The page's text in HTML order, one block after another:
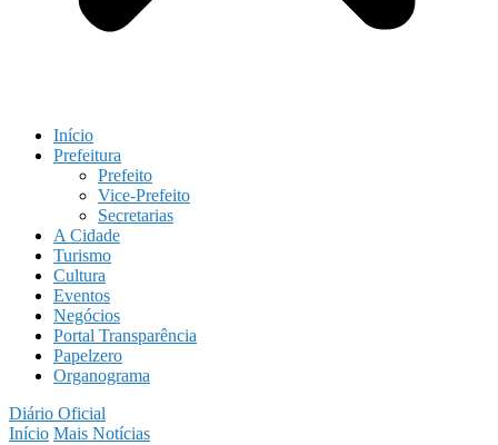
Início
Prefeitura
Prefeito
Vice-Prefeito
Secretarias
A Cidade
Turismo
Cultura
Eventos
Negócios
Portal Transparência
Papelzero
Organograma
Diário Oficial
Início Mais Notícias